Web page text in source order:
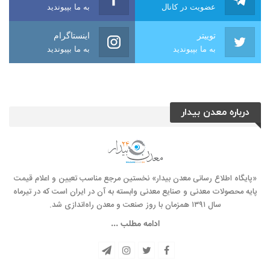
عضویت در کانال به ما بپیوندید
توییتر
به ما بپیوندید
اینستاگرام
به ما بپیوندید
درباره معدن بیدار
«پایگاه اطلاع رسانی معدن بیدار» نخستین مرجع مناسب تعیین و اعلام قیمت
پایه محصولات معدنی و صنایع معدنی وابسته به آن در ایران است که در تیرماه
سال ۱۳۹۱ همزمان با روز صنعت و معدن راه‌‌اندازی شد.
ادامه مطلب ...